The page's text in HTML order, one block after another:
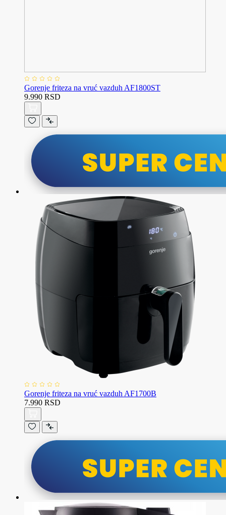
Gorenje friteza na vruć vazduh AF1800ST
9.990 RSD
Gorenje friteza na vruć vazduh AF1700B
7.990 RSD